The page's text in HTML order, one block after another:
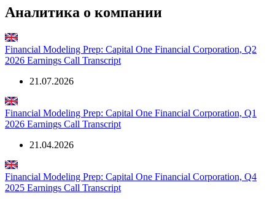
Аналитика о компании
Financial Modeling Prep: Capital One Financial Corporation, Q2
2026 Earnings Call Transcript
21.07.2026
Financial Modeling Prep: Capital One Financial Corporation, Q1
2026 Earnings Call Transcript
21.04.2026
Financial Modeling Prep: Capital One Financial Corporation, Q4
2025 Earnings Call Transcript